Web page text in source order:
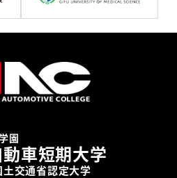
園
車短期大学
交通省認定大学